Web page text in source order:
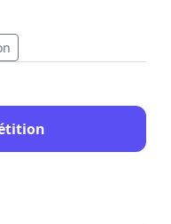
à répondre aux
ont pour effet de